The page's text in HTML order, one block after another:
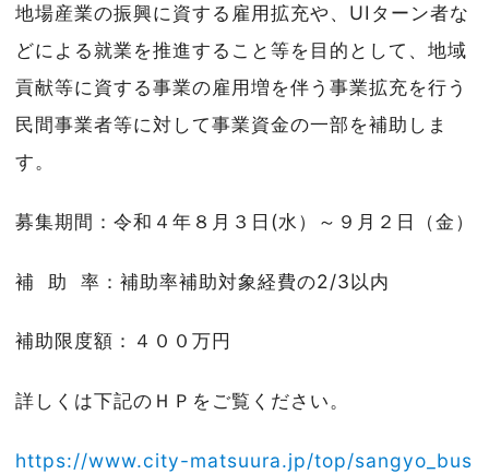
地場産業の振興に資する雇用拡充や、UIターン者な
どによる就業を推進すること等を目的として、地域
貢献等に資する事業の雇用増を伴う事業拡充を行う
民間事業者等に対して事業資金の一部を補助しま
す。
募集期間：令和４年８月３日(水）～９月２日（金）
補 助 率：補助率補助対象経費の2/3以内
補助限度額：４００万円
詳しくは下記のＨＰをご覧ください。
https://www.city-matsuura.jp/top/sangyo_bus